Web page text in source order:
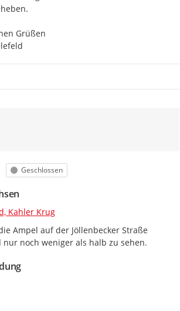
Grüßen
Status
Geschlossen
Kahler Krug
Ampel auf der Jöllenbecker Straße
nur noch weniger als halb zu sehen.
Erstellens